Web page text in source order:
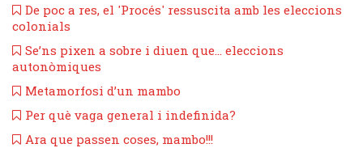
​De poc a res, el 'Procés' ressuscita amb les eleccions
colonials
​Se’ns pixen a sobre i diuen que... eleccions
autonòmiques
Metamorfosi d’un mambo
Per què vaga general i indefinida?
​Ara que passen coses, mambo!!!